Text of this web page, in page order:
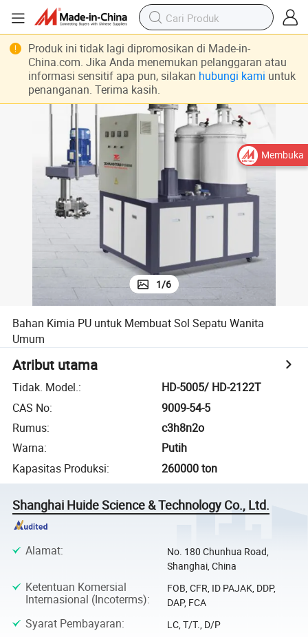
1/6
Bahan Kimia PU untuk Membuat Sol Sepatu Wanita
Umum
Atribut utama
Tidak. Model.:
HD-5005/ HD-2122T
CAS No:
9009-54-5
Rumus:
c3h8n2o
Warna:
Putih
Kapasitas Produksi: 260000 ton
Shanghai Huide Science & Technology Co., Ltd.
Alamat:
No. 180 Chunhua Road,
Shanghai, China
Ketentuan Komersial
Internasional (Incoterms):
FOB, CFR, ID PAJAK, DDP,
DAP, FCA
Syarat Pembayaran: LC, T/T., D/P
Produk ini tidak lagi dipromosikan di Made-in-
China.com. Jika Anda menemukan pelanggaran atau
informasi sensitif apa pun, silakan hubungi kami untuk
penanganan. Terima kasih.
Membuka